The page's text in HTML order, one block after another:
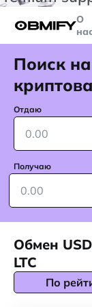
О
Поиск
Отдаю
Получаю
Обмен
LTC
По